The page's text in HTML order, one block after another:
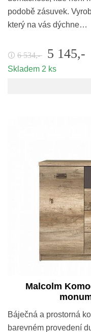
podobě zásuvek.
který na vás dýchne…
🛈 6 534,- 5 145,-
Skladem 2 ks
Malcolm
Báječná a prostorná
barevném provedení